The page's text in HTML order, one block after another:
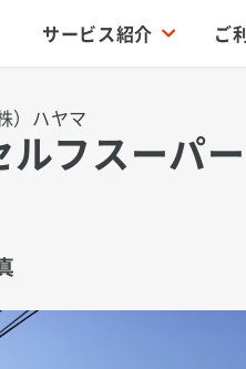
サービス紹介 ご
）ハヤマ
ルフスーパ